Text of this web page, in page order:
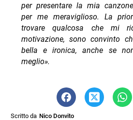
per presentare la mia
per me meraviglioso. La
trovare qualcosa che mi
motivazione, sono convinto
bella e ironica, anche se
meglio».
Scritto da Nico Donvito